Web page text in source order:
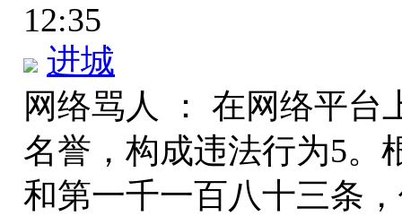
12:35
进城
网络骂人 ： 在网络平台
名誉，构成违法行为5。
和第一千一百八十三条